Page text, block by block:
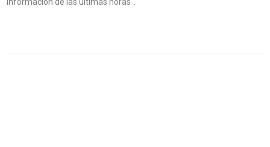
información de las últimas horas".